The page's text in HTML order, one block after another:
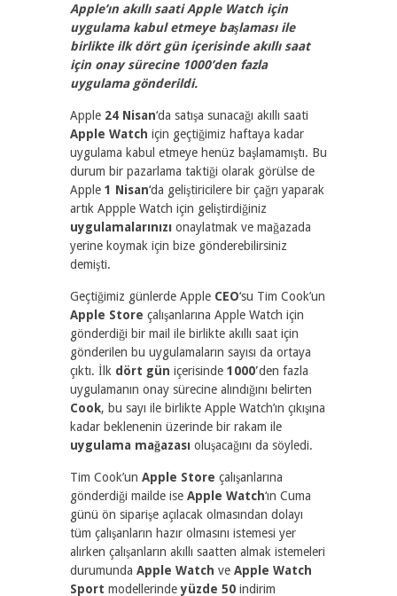
Apple’ın akıllı saati Apple Watch için
uygulama kabul etmeye başlaması ile
birlikte ilk dört gün içerisinde akıllı saat
için onay sürecine 1000’den fazla
uygulama gönderildi.
Apple 24 Nisan‘da satışa sunacağı akıllı saati
Apple Watch için geçtiğimiz haftaya kadar
uygulama kabul etmeye henüz başlamamıştı. Bu
durum bir pazarlama taktiği olarak görülse de
Apple 1 Nisan‘da geliştiricilere bir çağrı yaparak
artık Appple Watch için geliştirdiğiniz
uygulamalarınızı onaylatmak ve mağazada
yerine koymak için bize gönderebilirsiniz
demişti.
Geçtiğimiz günlerde Apple CEO‘su Tim Cook’un
Apple Store çalışanlarına Apple Watch için
gönderdiği bir mail ile birlikte akıllı saat için
gönderilen bu uygulamaların sayısı da ortaya
çıktı. İlk dört gün içerisinde 1000′den fazla
uygulamanın onay sürecine alındığını belirten
Cook, bu sayı ile birlikte Apple Watch’ın çıkışına
kadar beklenenin üzerinde bir rakam ile
uygulama mağazası oluşacağını da söyledi.
Tim Cook’un Apple Store çalışanlarına
gönderdiği mailde ise Apple Watch‘ın Cuma
günü ön siparişe açılacak olmasından dolayı
tüm çalışanların hazır olmasını istemesi yer
alırken çalışanların akıllı saatten almak istemeleri
durumunda Apple Watch ve Apple Watch
Sport modellerindeyüzde 50 indirim